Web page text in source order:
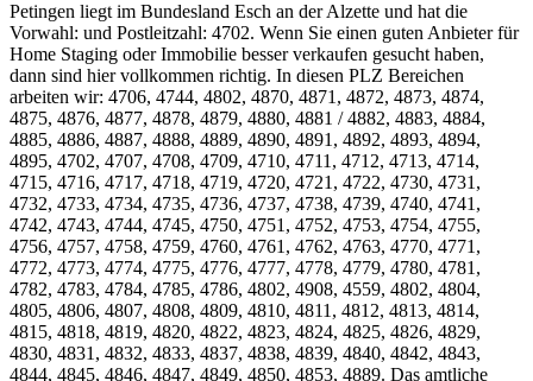
Petingen liegt im Bundesland Esch an der Alzette und hat die
Vorwahl: und Postleitzahl: 4702. Wenn Sie einen guten Anbieter für
Home Staging oder Immobilie besser verkaufen gesucht haben,
dann sind hier vollkommen richtig. In diesen PLZ Bereichen
arbeiten wir: 4706, 4744, 4802, 4870, 4871, 4872, 4873, 4874,
4875, 4876, 4877, 4878, 4879, 4880, 4881 / 4882, 4883, 4884,
4885, 4886, 4887, 4888, 4889, 4890, 4891, 4892, 4893, 4894,
4895, 4702, 4707, 4708, 4709, 4710, 4711, 4712, 4713, 4714,
4715, 4716, 4717, 4718, 4719, 4720, 4721, 4722, 4730, 4731,
4732, 4733, 4734, 4735, 4736, 4737, 4738, 4739, 4740, 4741,
4742, 4743, 4744, 4745, 4750, 4751, 4752, 4753, 4754, 4755,
4756, 4757, 4758, 4759, 4760, 4761, 4762, 4763, 4770, 4771,
4772, 4773, 4774, 4775, 4776, 4777, 4778, 4779, 4780, 4781,
4782, 4783, 4784, 4785, 4786, 4802, 4908, 4559, 4802, 4804,
4805, 4806, 4807, 4808, 4809, 4810, 4811, 4812, 4813, 4814,
4815, 4818, 4819, 4820, 4822, 4823, 4824, 4825, 4826, 4829,
4830, 4831, 4832, 4833, 4837, 4838, 4839, 4840, 4842, 4843,
4844, 4845, 4846, 4847, 4849, 4850, 4853, 4889. Das amtliche